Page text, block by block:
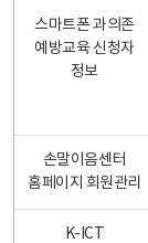
스마트폰 과의존
예방교육 신청자
정보
손말이음센터
홈페이지 회원관리
K-ICT